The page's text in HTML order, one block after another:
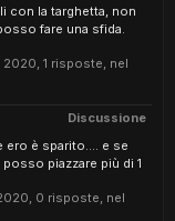
con la targhetta, non
fare una sfida.
2020, 1 risposte, nel
Discussione
ero è sparito.... e se
piazzare più di 1
, 0 risposte, nel